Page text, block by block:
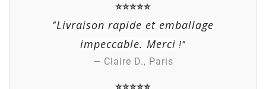
⭐⭐⭐⭐⭐
“Livraison rapide et emballage
impeccable. Merci !”
— Claire D., Paris
⭐⭐⭐⭐⭐